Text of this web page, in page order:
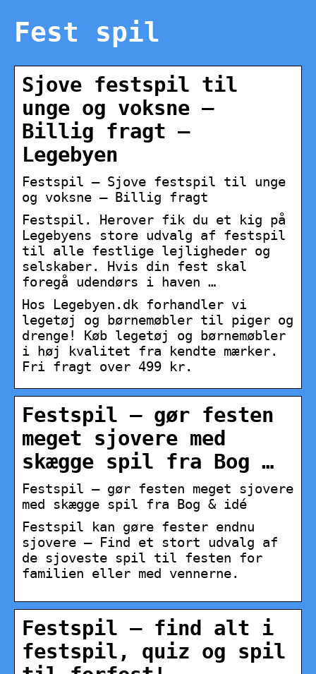
Fest spil
Sjove festspil til
unge og voksne –
Billig fragt –
Legebyen
Festspil – Sjove festspil til unge
og voksne – Billig fragt
Festspil. Herover fik du et kig på
Legebyens store udvalg af festspil
til alle festlige lejligheder og
selskaber. Hvis din fest skal
foregå udendørs i haven …
Hos Legebyen.dk forhandler vi
legetøj og børnemøbler til piger og
drenge! Køb legetøj og børnemøbler
i høj kvalitet fra kendte mærker.
Fri fragt over 499 kr.
Festspil – gør festen
meget sjovere med
skægge spil fra Bog …
Festspil – gør festen meget sjovere
med skægge spil fra Bog & idé
Festspil kan gøre fester endnu
sjovere – Find et stort udvalg af
de sjoveste spil til festen for
familien eller med vennerne.
Festspil – find alt i
festspil, quiz og spil